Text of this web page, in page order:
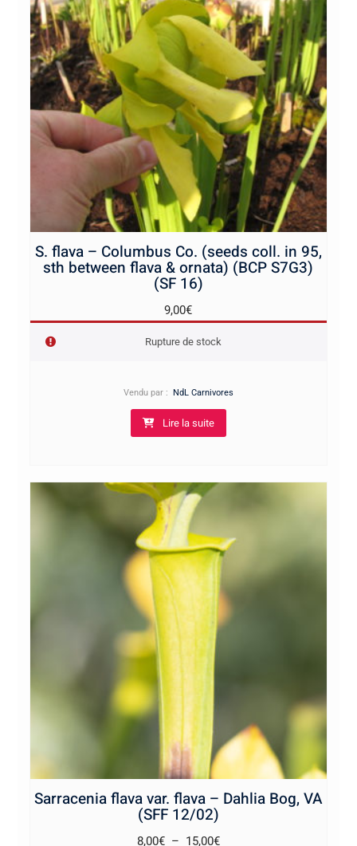
S. flava – Columbus Co. (seeds coll. in 95,
sth between flava & ornata) (BCP S7G3)
(SF 16)
9,00€
Rupture de stock
Vendu par : NdL Carnivores
Lire la suite
Sarracenia flava var. flava – Dahlia Bog, VA
(SFF 12/02)
8,00€ – 15,00€Plage